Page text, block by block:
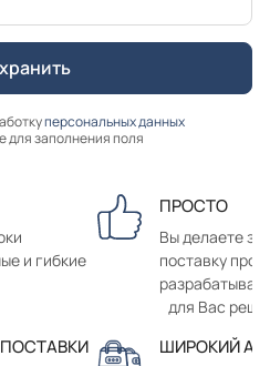
персональных данных
для заполнения поля
и гибкие
ПРОСТО
Вы делаете
поставку
для Вас
ШИРОКИЙ